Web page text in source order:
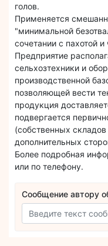
голов.
Применяется
"минимальной
сочетании с пахотой
Предприятие
сельхозтехники и
производственной
позволяющей вести
продукция
подвергается
(собственных
дополнительных
Более подробная
или по телефону.
Сообщение автору